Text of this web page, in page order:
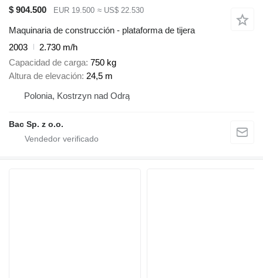
$ 904.500
EUR 19.500 ≈ US$ 22.530
Maquinaria de construcción - plataforma de tijera
2003
2.730 m/h
Capacidad de carga 750 kg
Altura de elevación 24,5 m
Polonia, Kostrzyn nad Odrą
Bac Sp. z o.o.